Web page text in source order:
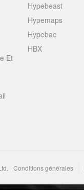
Et
Hypebeast
Hypemaps
Hypebae
HBX
Conditions générales